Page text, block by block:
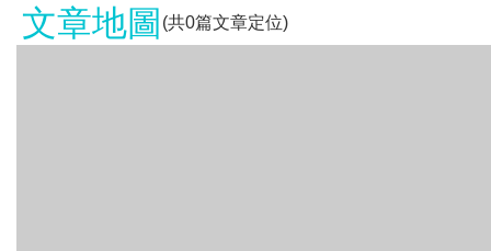
文章地圖 (共0篇文章定位)